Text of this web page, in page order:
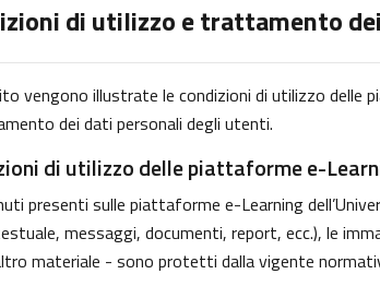
di utilizzo e trattamento
vengono illustrate le condizioni di utilizzo delle
dei dati personali degli utenti.
di utilizzo delle piattaforme e-
presenti sulle piattaforme e-Learning
messaggi, documenti, report, ecc.), le
materiale - sono protetti dalla vigente